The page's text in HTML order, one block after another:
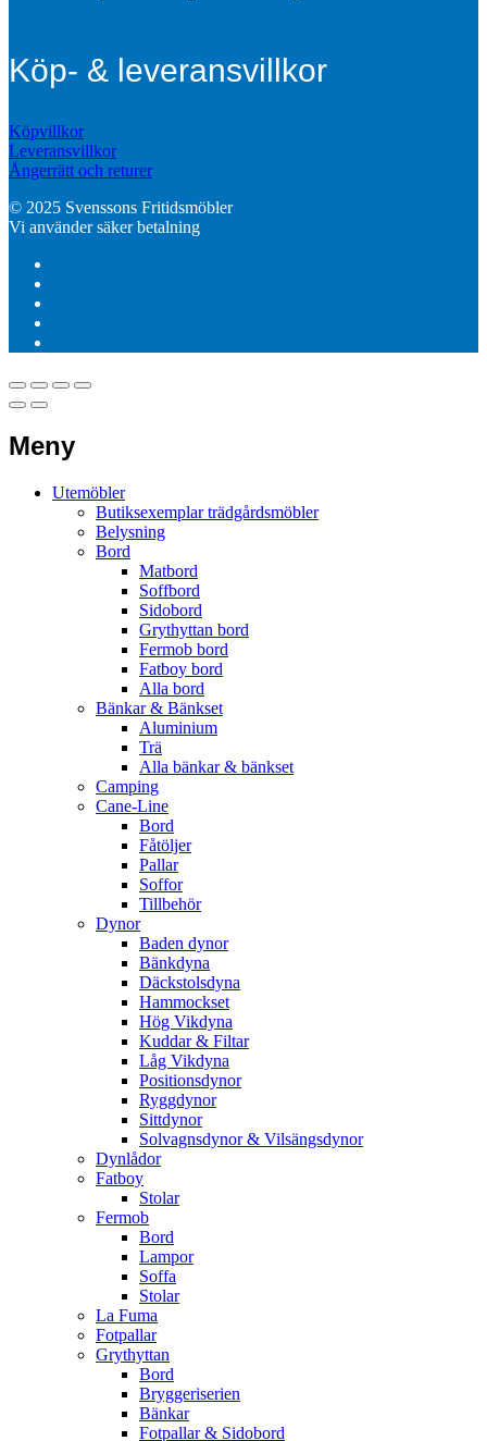
Köp- & leveransvillkor
Köpvillkor
Leveransvillkor
Ångerrätt och returer
© 2025 Svenssons Fritidsmöbler
Vi använder säker betalning
Meny
Utemöbler
Butiksexemplar trädgårdsmöbler
Belysning
Bord
Matbord
Soffbord
Sidobord
Grythyttan bord
Fermob bord
Fatboy bord
Alla bord
Bänkar & Bänkset
Aluminium
Trä
Alla bänkar & bänkset
Camping
Cane-Line
Bord
Fåtöljer
Pallar
Soffor
Tillbehör
Dynor
Baden dynor
Bänkdyna
Däckstolsdyna
Hammockset
Hög Vikdyna
Kuddar & Filtar
Låg Vikdyna
Positionsdynor
Ryggdynor
Sittdynor
Solvagnsdynor & Vilsängsdynor
Dynlådor
Fatboy
Stolar
Fermob
Bord
Lampor
Soffa
Stolar
La Fuma
Fotpallar
Grythyttan
Bord
Bryggeriserien
Bänkar
Fotpallar & Sidobord